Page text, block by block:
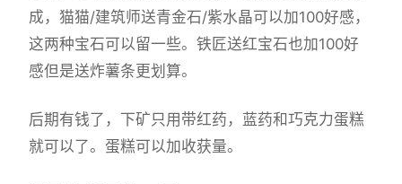
成，猫猫/建筑师送青金石/紫水晶可以加100好感，
这两种宝石可以留一些。铁匠送红宝石也加100好
感但是送炸薯条更划算。
后期有钱了，下矿只用带红药，蓝药和巧克力蛋糕
就可以了。蛋糕可以加收获量。